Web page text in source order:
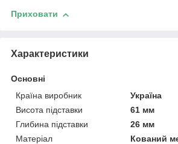
Приховати
Характеристики
Основні
Країна виробник
Україна
Висота підставки
61 мм
Глибина підставки
26 мм
Матеріал
Кований